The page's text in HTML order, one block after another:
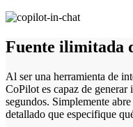
Fuente ilimitada
Al ser una herramienta de
CoPilot es capaz de
segundos. Simplemente
detallado que especifique